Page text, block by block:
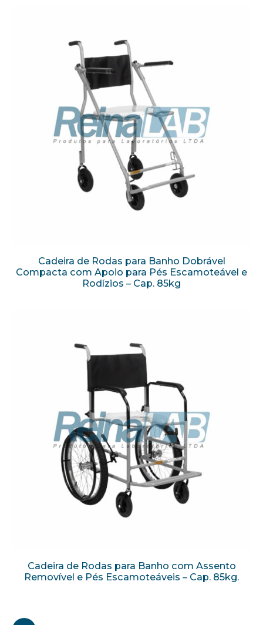
Cadeira de Rodas para Banho Dobrável
Compacta com Apoio para Pés Escamoteável e
Rodízios – Cap. 85kg
Cadeira de Rodas para Banho com Assento
Removível e Pés Escamoteáveis – Cap. 85kg.